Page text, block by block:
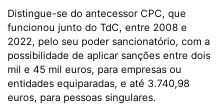
Distingue-se do antecessor CPC, que
funcionou junto do TdC, entre 2008 e
2022, pelo seu poder sancionatório, com a
possibilidade de aplicar sanções entre dois
mil e 45 mil euros, para empresas ou
entidades equiparadas, e até 3.740,98
euros, para pessoas singulares.